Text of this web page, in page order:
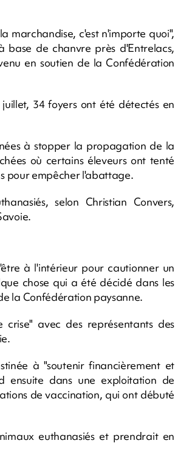
marchandise, c'est n'importe quoi",
base de chanvre près d'Entrelacs,
en soutien de la Confédération
34 foyers ont été détectés en
à stopper la propagation de la
où certains éleveurs ont tenté
pour empêcher l'abattage.
selon Christian Convers,
à l'intérieur pour cautionner un
chose qui a été décidé dans les
la Confédération paysanne.
avec des représentants des
à "soutenir financièrement et
ensuite dans une exploitation de
de vaccination, qui ont débuté
euthanasiés et prendrait en